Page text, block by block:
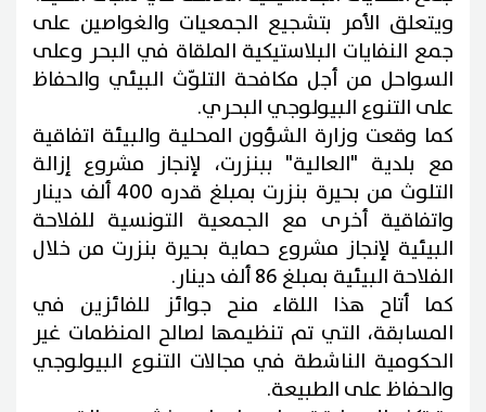
ويتعلق الأمر بتشجيع الجمعيات والغواصين على
جمع النفايات البلاستيكية الملقاة في البحر وعلى
السواحل من أجل مكافحة التلوّث البيئي والحفاظ
على التنوع البيولوجي البحري.
كما وقعت وزارة الشؤون المحلية والبيئة اتفاقية
مع بلدية "العالية" ببنزرت، لإنجاز مشروع إزالة
التلوث من بحيرة بنزرت بمبلغ قدره 400 ألف دينار
واتفاقية أخرى مع الجمعية التونسية للفلاحة
البيئية لإنجاز مشروع حماية بحيرة بنزرت من خلال
الفلاحة البيئية بمبلغ 86 ألف دينار.
كما أتاح هذا اللقاء منح جوائز للفائزين في
المسابقة، التي تم تنظيمها لصالح المنظمات غير
الحكومية الناشطة في مجالات التنوع البيولوجي
والحفاظ على الطبيعة.